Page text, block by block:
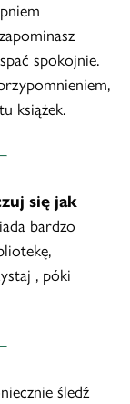
spokojnie.
książek.
się jak
bardzo
, póki
śledź